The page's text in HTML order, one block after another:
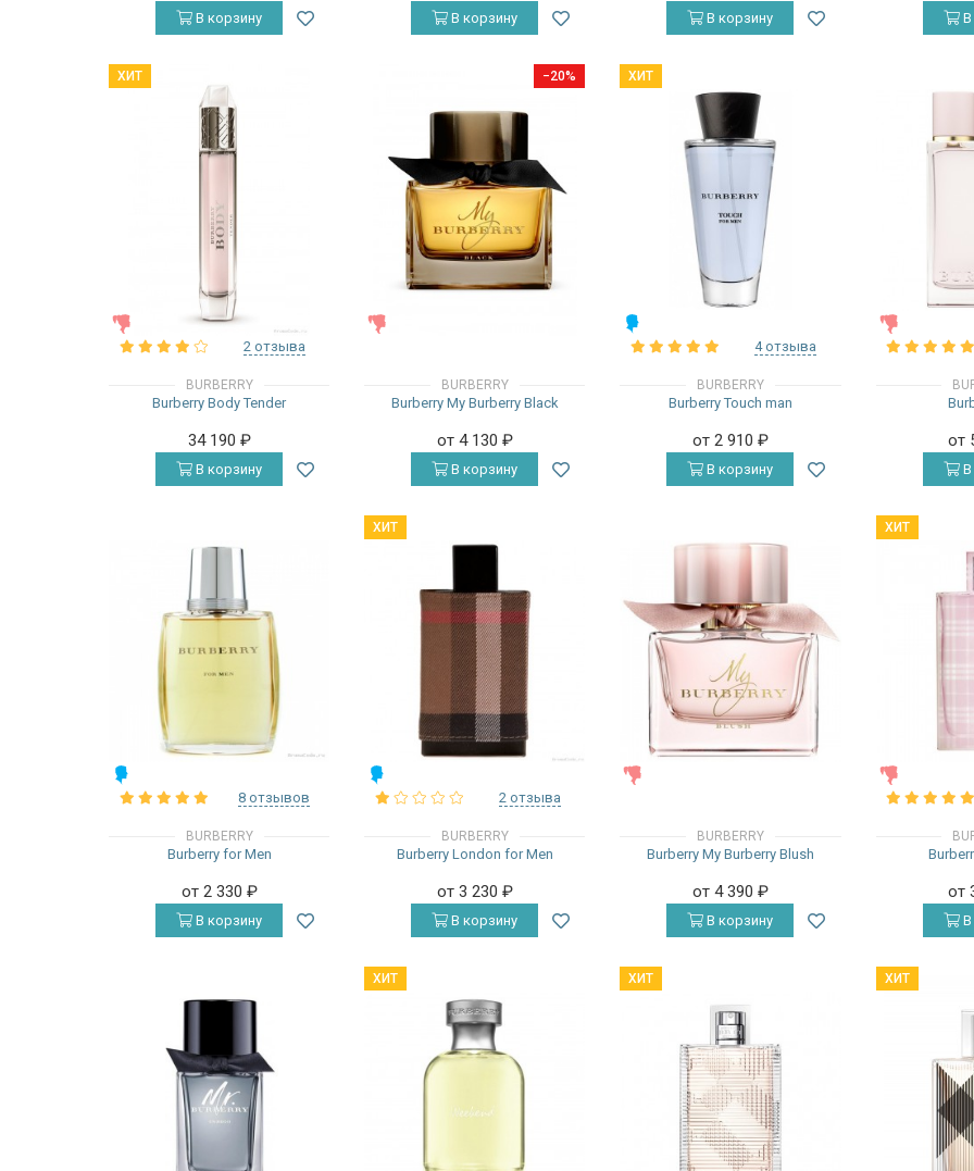
В корзину В корзину В корзину В
ХИТ
ЖЕНСКИЕ
2 отзыва
BURBERRY
Burberry Body Tender
34 190 ₽
В корзину
−20%
BURBERRY
Burberry My Burberry Black
от 4 130 ₽
В корзину
ХИТ
4 отзыва
BURBERRY
Burberry Touch man
от 2 910 ₽
В корзину
от
В
8 отзывов
BURBERRY
Burberry for Men
от 2 330 ₽
В корзину
ХИТ
2 отзыва
BURBERRY
Burberry London for Men
от 3 230 ₽
В корзину
BURBERRY
Burberry My Burberry Blush
от 4 390 ₽
В корзину
ХИТ
от
В
ХИТ ХИТ ХИТ